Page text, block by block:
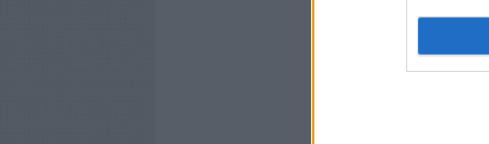
A
https://